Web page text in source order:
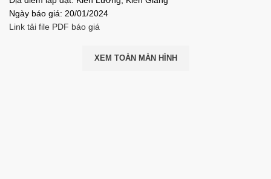
Ngày báo giá: 20/01/2024
Link tải file PDF báo giá
XEM TOÀN MÀN HÌNH